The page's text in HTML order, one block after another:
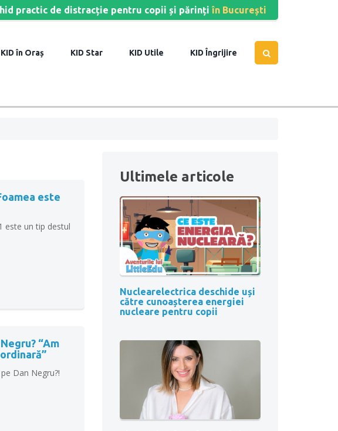
practic de distracție pentru copii și părinți în București
în Oraș Star Utile Îngrijire
este
este un tip destul
“Am
Dan Negru?!
Ultimele articole
Nuclearelectrica deschide uși
către cunoașterea energiei
nucleare pentru copii